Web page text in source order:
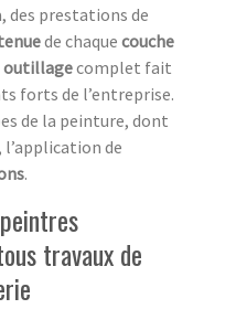
des prestations de
de chaque couche
outillagecomplet fait
forts de l’entreprise.
de la peinture, dont
de
.
travaux de